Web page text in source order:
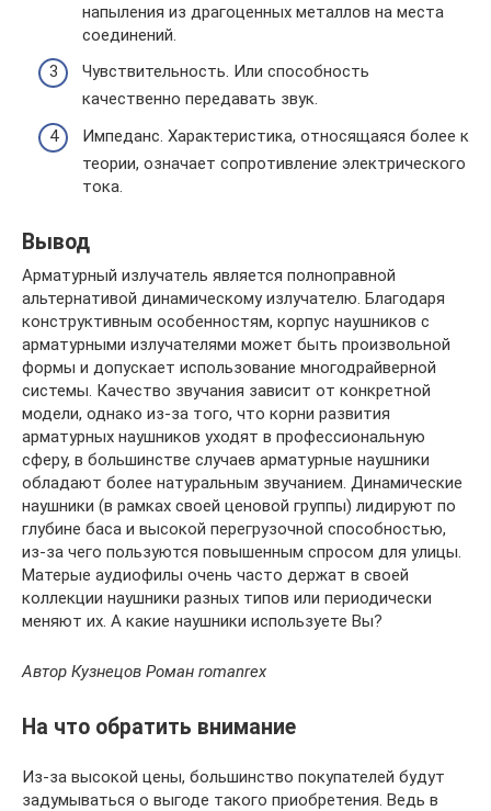
напыления из драгоценных металлов на места
соединений.
Чувствительность. Или способность
качественно передавать звук.
Импеданс. Характеристика, относящаяся более к
теории, означает сопротивление электрического
тока.
Вывод
Арматурный излучатель является полноправной
альтернативой динамическому излучателю. Благодаря
конструктивным особенностям, корпус наушников с
арматурными излучателями может быть произвольной
формы и допускает использование многодрайверной
системы. Качество звучания зависит от конкретной
модели, однако из-за того, что корни развития
арматурных наушников уходят в профессиональную
сферу, в большинстве случаев арматурные наушники
обладают более натуральным звучанием. Динамические
наушники (в рамках своей ценовой группы) лидируют по
глубине баса и высокой перегрузочной способностью,
из-за чего пользуются повышенным спросом для улицы.
Матерые аудиофилы очень часто держат в своей
коллекции наушники разных типов или периодически
меняют их. А какие наушники используете Вы?
Автор Кузнецов Роман romanrex
На что обратить внимание
Из-за высокой цены, большинство покупателей будут
задумываться о выгоде такого приобретения. Ведь в